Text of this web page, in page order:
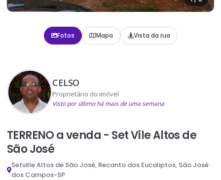
Fotos Mapa Vista da rua
CELSO
Proprietário do imóvel
Visto por último há mais de uma semana
TERRENO a venda - Set Vile Altos de
São José
Setville Altos de São José, Recanto dos Eucaliptos, São José
dos Campos-SP